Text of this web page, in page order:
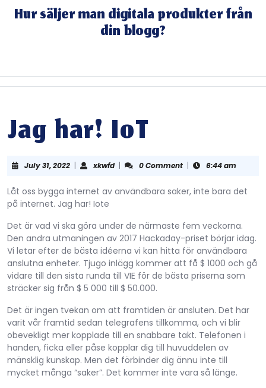
Hur säljer man digitala produkter från
din blogg?
Jag har! IoT
July 31, 2022July
2022
| xkwfdxkwfd
| 0 Comment | 6:44 am
Låt oss bygga internet av användbara saker, inte bara det
på internet. Jag har! Iote
Det är vad vi ska göra under de närmaste fem veckorna.
Den andra utmaningen av 2017 Hackaday-priset börjar idag.
Vi letar efter de bästa idéerna vi kan hitta för användbara
anslutna enheter. Tjugo inlägg kommer att få $ 1000 och gå
vidare till den sista runda till VIE för de bästa priserna som
sträcker sig från $ 5 000 till $ 50.000.
Det är ingen tvekan om att framtiden är ansluten. Det har
varit vår framtid sedan telegrafens tillkomma, och vi blir
obevekligt mer kopplade till en snabbare takt. Telefonen i
handen, ficka eller påse kopplar dig till huvuddelen av
mänsklig kunskap. Men det förbinder dig ännu inte till
mycket många “saker”. Det kommer inte vara så länge.